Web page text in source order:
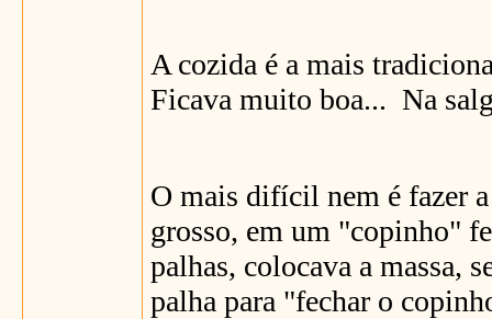
A cozida é a mais
Ficava muito boa... Na
O mais difícil nem é fazer
grosso, em um "copinho"
palhas, colocava a massa,
palha para "fechar o